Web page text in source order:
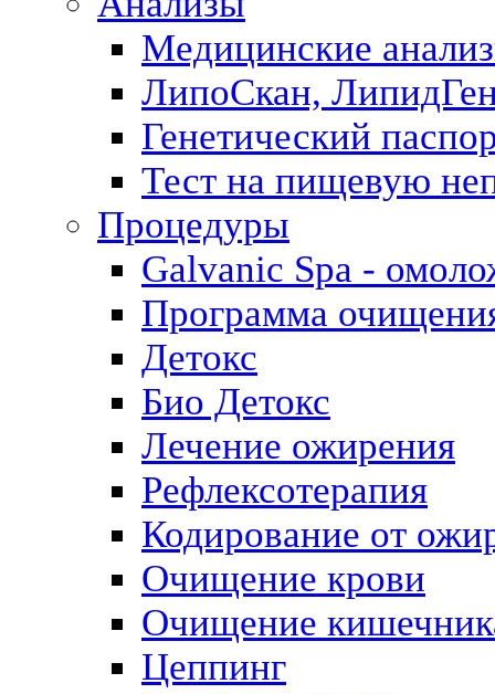
Медицинские
ЛипоСкан,
Генетический
Тест на пищевую
Процедуры
Galvanic Spa -
Программа
Детокс
Био Детокс
Лечение ожирения
Рефлексотерапия
Кодирование от
Очищение крови
Очищение
Цеппинг